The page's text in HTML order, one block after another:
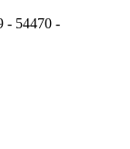
- 54470 -